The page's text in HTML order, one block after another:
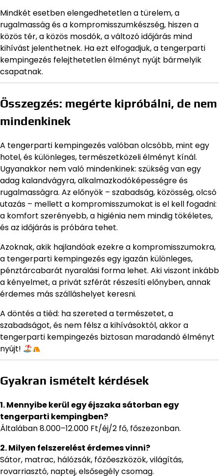
Mindkét esetben elengedhetetlen a türelem, a
rugalmasság és a kompromisszumkészség, hiszen a
közös tér, a közös mosdók, a változó időjárás mind
kihívást jelenthetnek. Ha ezt elfogadjuk, a tengerparti
kempingezés felejthetetlen élményt nyújt bármelyik
csapatnak.
Összegzés: megérte kipróbálni, de nem
mindenkinek
A tengerparti kempingezés valóban olcsóbb, mint egy
hotel, és különleges, természetközeli élményt kínál.
Ugyanakkor nem való mindenkinek: szükség van egy
adag kalandvágyra, alkalmazkodóképességre és
rugalmasságra. Az előnyök – szabadság, közösség, olcsó
utazás – mellett a kompromisszumokat is el kell fogadni:
a komfort szerényebb, a higiénia nem mindig tökéletes,
és az időjárás is próbára tehet.
Azoknak, akik hajlandóak ezekre a kompromisszumokra,
a tengerparti kempingezés egy igazán különleges,
pénztárcabarát nyaralási forma lehet. Aki viszont inkább
a kényelmet, a privát szférát részesíti előnyben, annak
érdemes más szálláshelyet keresni.
A döntés a tiéd: ha szereted a természetet, a
szabadságot, és nem félsz a kihívásoktól, akkor a
tengerparti kempingezés biztosan maradandó élményt
nyújt!
Gyakran ismételt kérdések
1. Mennyibe kerül egy éjszaka sátorban egy
tengerparti kempingben?
Általában 8.000–12.000 Ft/éj/2 fő, főszezonban.
2. Milyen felszerelést érdemes vinni?
Sátor, matrac, hálózsák, főzőeszközök, világítás,
rovarriasztó, naptej, elsősegély csomag.